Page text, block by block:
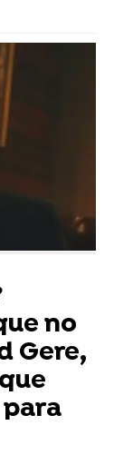
no
Gere,